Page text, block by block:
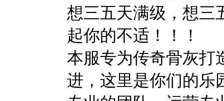
想三五天满级，想三
起你的不适！！！
本服专为传奇骨灰打
进，这里是你们的乐